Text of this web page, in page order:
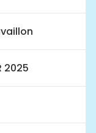
2025